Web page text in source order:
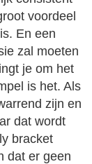
voordeel
En een
zal moeten
je om het
is het. Als
zijn en
dat wordt
bracket
dat er geen